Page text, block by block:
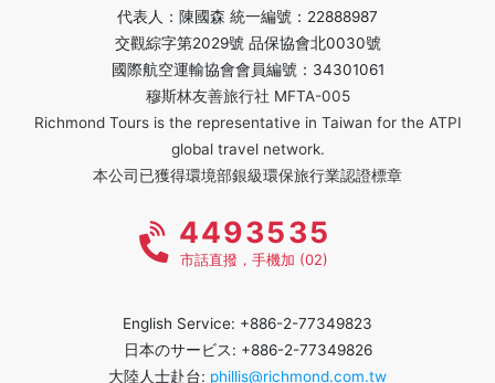
代表人：陳國森 統一編號：22888987
交觀綜字第2029號 品保協會北0030號
國際航空運輸協會會員編號：34301061
穆斯林友善旅行社 MFTA-005
Richmond Tours is the representative in Taiwan for the ATPI
global travel network.
本公司已獲得環境部銀級環保旅行業認證標章
4493535
市話直撥，手機加 (02)
English Service: +886-2-77349823
日本のサービス: +886-2-77349826
大陸人士赴台: phillis@richmond.com.tw